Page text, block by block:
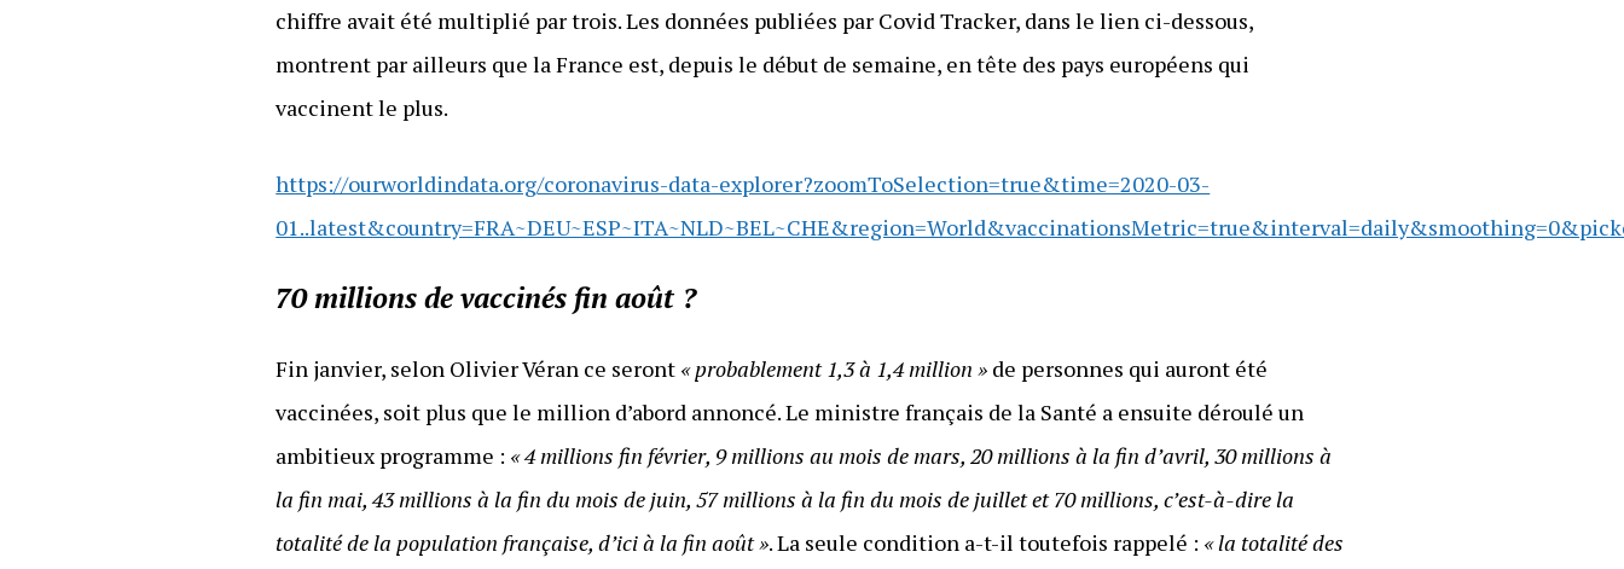
chiffre avait été multiplié par trois. Les données publiées par Covid Tracker, dans le lien ci-dessous,
montrent par ailleurs que la France est, depuis le début de semaine, en tête des pays européens qui
vaccinent le plus.
https://ourworldindata.org/coronavirus-data-explorer?zoomToSelection=true&time=2020-03-
70 millions de vaccinés fin août ?
Fin janvier, selon Olivier Véran ce seront « probablement 1,3 à 1,4 million » de personnes qui auront été
vaccinées, soit plus que le million d’abord annoncé. Le ministre français de la Santé a ensuite déroulé un
ambitieux programme : « 4 millions fin février, 9 millions au mois de mars, 20 millions à la fin d’avril, 30 millions à
la fin mai, 43 millions à la fin du mois de juin, 57 millions à la fin du mois de juillet et 70 millions, c’est-à-dire la
totalité de la population française, d’ici à la fin août ». La seule condition a-t-il toutefois rappelé : « la totalité des